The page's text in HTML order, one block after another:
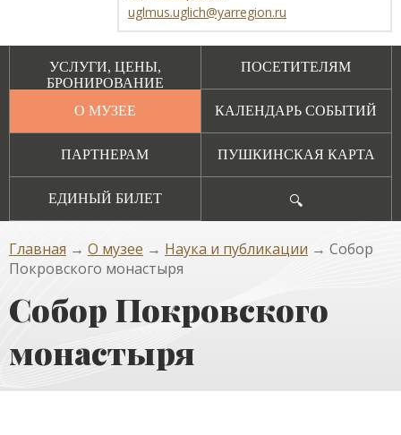
uglmus.uglich@yarregion.ru
УСЛУГИ, ЦЕНЫ,
БРОНИРОВАНИЕ
ПОСЕТИТЕЛЯМ
О МУЗЕЕ КАЛЕНДАРЬ СОБЫТИЙ
ПАРТНЕРАМ ПУШКИНСКАЯ КАРТА
ЕДИНЫЙ БИЛЕТ 🔍
Главная → О музее → Наука и публикации → Собор
Покровского монастыря
Собор Покровского
монастыря